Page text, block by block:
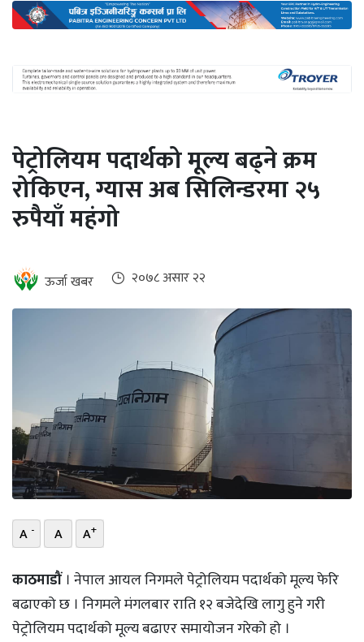
ऊर्जा
दक्षता
खबर
हरित
हाइड्रोजन
सम्पादकीय
छापा
खोज
प्रोफाइल
ऊर्जा
विशेष
पेट्रोलियम पदार्थको मूल्य बढ्ने क्रम
रोकिएन, ग्यास अब सिलिन्डरमा २५
रुपैयाँ महंगो
ऊर्जा खबर २०७८ असार २२
A - A A+
काठमाडौं। नेपाल आयल निगमले पेट्रोलियम पदार्थको मूल्य फेरि
बढाएको छ । निगमले मंगलबार राति १२ बजेदेखि लागु हुने गरी
पेट्रोलियम पदार्थको मूल्य बढाएर समायोजन गरेको हो ।